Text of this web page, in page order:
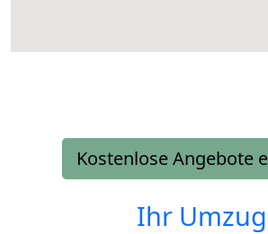
Kostenlose Angebote
Ihr Umzug